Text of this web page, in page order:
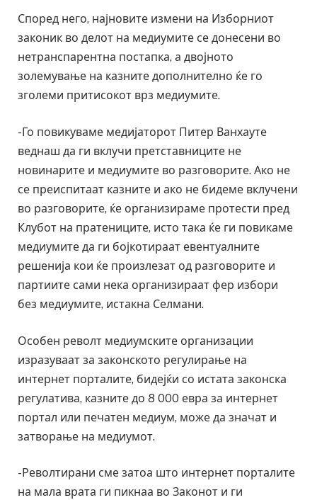
Според него, најновите измени на Изборниот
законик во делот на медиумите се донесени во
нетранспарентна постапка, а двојното
золемување на казните дополнително ќе го
зголеми притисокот врз медиумите.
-Го повикуваме медијаторот Питер Ванхауте
веднаш да ги вклучи претставниците не
новинарите и медиумите во разговорите. Ако не
се преиспитаат казните и ако не бидеме вклучени
во разговорите, ќе организираме протести пред
Клубот на пратениците, исто така ќе ги повикаме
медиумите да ги бојкотираат евентуалните
решенија кои ќе произлезат од разговорите и
партиите сами нека организираат фер избори
без медиумите, истакна Селмани.
Особен револт медиумските организации
изразуваат за законското регулирање на
интернет порталите, бидејќи со истата законска
регулатива, казните до 8 000 евра за интернет
портал или печатен медиум, може да значат и
затворање на медиумот.
-Револтирани сме затоа што интернет порталите
на мала врата ги пикнаа во Законот и ги